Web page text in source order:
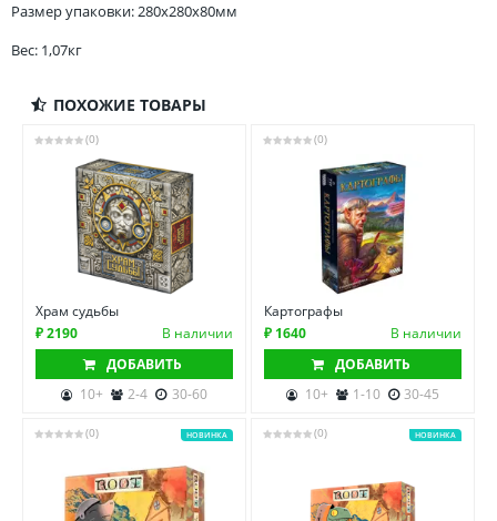
Размер упаковки: 280x280x80мм
Вес: 1,07кг
ПОХОЖИЕ ТОВАРЫ
(0)
Храм судьбы
₽ 2190
В наличии
ДОБАВИТЬ
10+
2-4 30-60
(0)
Картографы
₽ 1640
В наличии
ДОБАВИТЬ
10+
1-10 30-45
(0) НОВИНКА (0) НОВИНКА